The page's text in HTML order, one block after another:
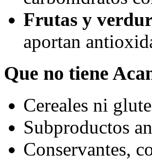
Frutas y
aportan
Que no tiene
Cereales ni
Subproductos
Conservantes,